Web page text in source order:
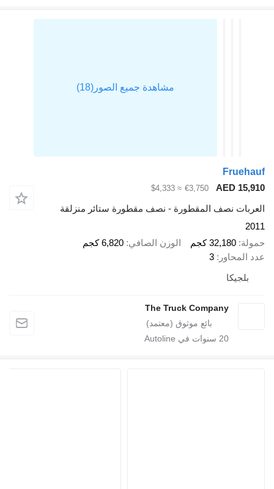
€3,750
≈ $4,333
نصف المقطورة - نصف مقطورة ستائر منزلقة
32,180 كجم الوزن الصافي
6,820 كجم
3
The Truck Company
سنوات في Autoline